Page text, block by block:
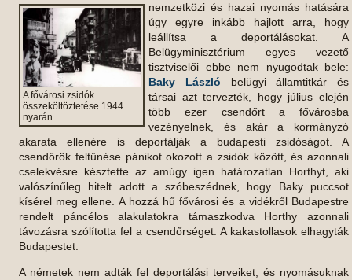
nemzetközi
A fővárosi zsidók
összeköltöztetése 1944
nyarán
és hazai nyomás hatására
úgy egyre inkább hajlott arra, hogy
leállítsa a deportálásokat. A
Belügyminisztérium egyes vezető
tisztviselői ebbe nem nyugodtak bele:
Baky László belügyi államtitkár és
társai azt tervezték, hogy július elején
több ezer csendőrt a fővárosba
vezényelnek, és akár a kormányzó
akarata ellenére is deportálják a budapesti zsidóságot. A
csendőrök feltűnése pánikot okozott a zsidók között, és azonnali
cselekvésre késztette az amúgy igen határozatlan Horthyt, aki
valószínűleg hitelt adott a szóbeszédnek, hogy Baky puccsot
kísérel meg ellene. A hozzá hű fővárosi és a vidékről Budapestre
rendelt páncélos alakulatokra támaszkodva Horthy azonnali
távozásra szólította fel a csendőrséget. A kakastollasok elhagyták
Budapestet.
A németek nem adták fel deportálási terveiket, és nyomásuknak